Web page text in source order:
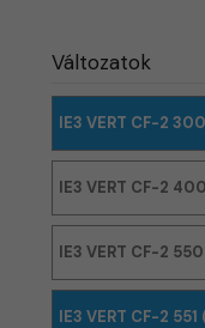
Változatok
IE3 VERT CF-2
IE3 VERT CF-2
IE3 VERT CF-2
IE3 VERT CF-2